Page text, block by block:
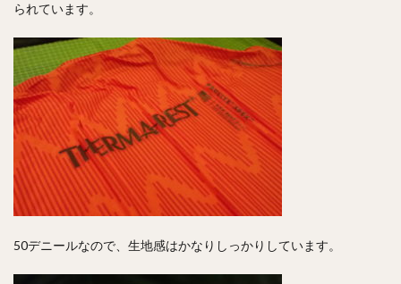
られています。
50デニールなので、生地感はかなりしっかりしています。